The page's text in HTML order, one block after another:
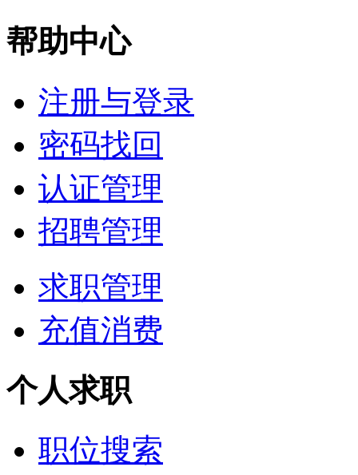
帮助中心
注册与登录
密码找回
认证管理
招聘管理
求职管理
充值消费
个人求职
职位搜索